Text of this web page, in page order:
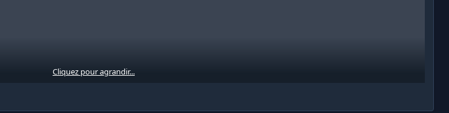
Cliquez pour agrandir...